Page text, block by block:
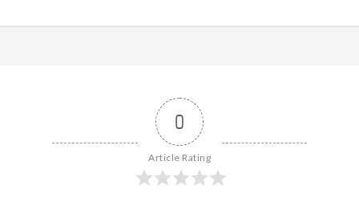
0
Article Rating